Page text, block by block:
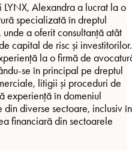
Alexandra a lucrat la o
specializată în dreptul
a oferit consultanță atât
capital de risc și investitorilor.
la o firmă de
se în principal pe dreptul
litigii și proceduri de
experiență în domeniul
diverse sectoare, inclusiv în
financiară din sectoarele